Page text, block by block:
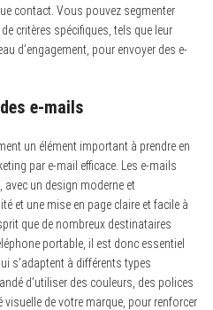
contact. Vous pouvez segmenter
critères spécifiques, tels que leur
d’engagement, pour envoyer des e-
e-mails
un élément important à prendre en
par e-mail efficace. Les e-mails
un design moderne et
et une mise en page claire et facile à
que de nombreux destinataires
portable, il est donc essentiel
s’adaptent à différents types
d’utiliser des couleurs, des polices
visuelle de votre marque, pour renforcer